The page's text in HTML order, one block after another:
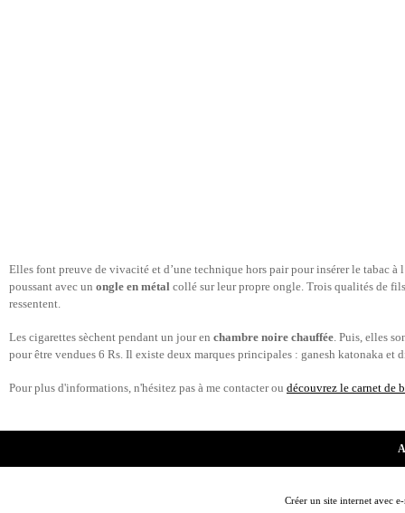
Elles font preuve de vivacité et d’une technique hors pair pour insérer le tabac
poussant avec un ongle en métal collé sur leur propre ongle. Trois qualités de
ressentent.
Les cigarettes sèchent pendant un jour en chambre noire chauffée . Puis, elles
pour être vendues 6 Rs. Il existe deux marques principales : ganesh katonaka et
Pour plus d'informations, n'hésitez pas à me contacter ou découvrez le carnet de
Créer un site internet avec